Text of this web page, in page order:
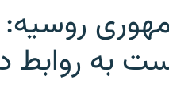
روسیه:
به روابط